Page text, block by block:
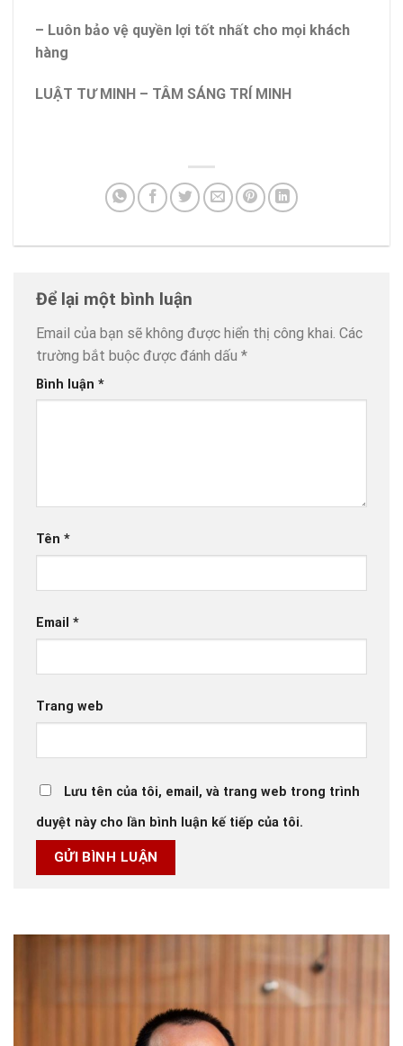
– Luôn bảo vệ quyền lợi tốt nhất cho mọi khách
hàng
LUẬT TƯ MINH – TÂM SÁNG TRÍ MINH
Để lại một bình luận
Email của bạn sẽ không được hiển thị công khai. Các
trường bắt buộc được đánh dấu *
Bình luận *
Tên *
Email *
Trang web
Lưu tên của tôi, email, và trang web trong trình
duyệt này cho lần bình luận kế tiếp của tôi.